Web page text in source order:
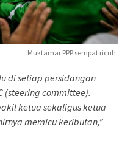
Muktamar PPP sempat ricuh.
di setiap persidangan
(steering committee).
ketua sekaligus ketua
memicu keributan,”